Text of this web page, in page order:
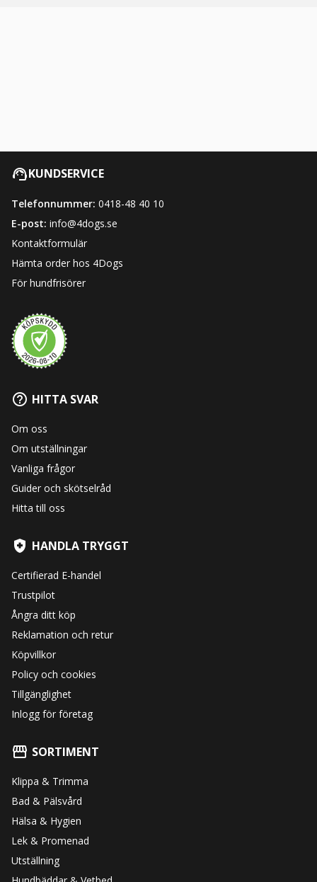
KUNDSERVICE
Telefonnummer: 0418-48 40 10
E-post: info@4dogs.se
Kontaktformulär
Hämta order hos 4Dogs
För hundfrisörer
HITTA SVAR
Om oss
Om utställningar
Vanliga frågor
Guider och skötselråd
Hitta till oss
HANDLA TRYGGT
Certifierad E-handel
Trustpilot
Ångra ditt köp
Reklamation och retur
Köpvillkor
Policy och cookies
Tillgänglighet
Inlogg för företag
SORTIMENT
Klippa & Trimma
Bad & Pälsvård
Hälsa & Hygien
Lek & Promenad
Utställning